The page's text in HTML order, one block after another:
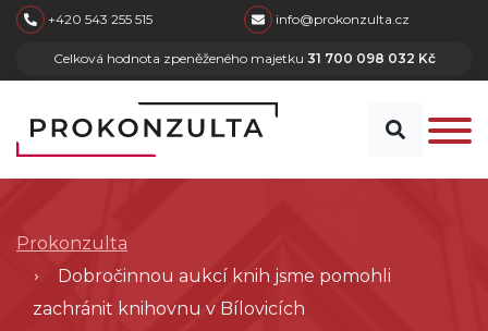
skip to main content
+420 543 255 515 info@prokonzulta.cz
Celková hodnota zpeněženého majetku 31 700 098 032 Kč
Prokonzulta
Dobročinnou aukcí knih jsme pomohli
zachránit knihovnu v Bílovicích